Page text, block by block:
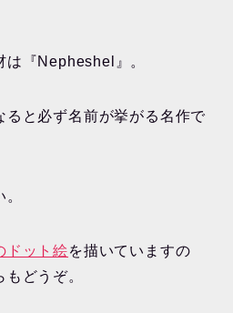
は『Nepheshel』。
ると必ず名前が挙がる名作で
ドット絵を描いていますの
どうぞ。